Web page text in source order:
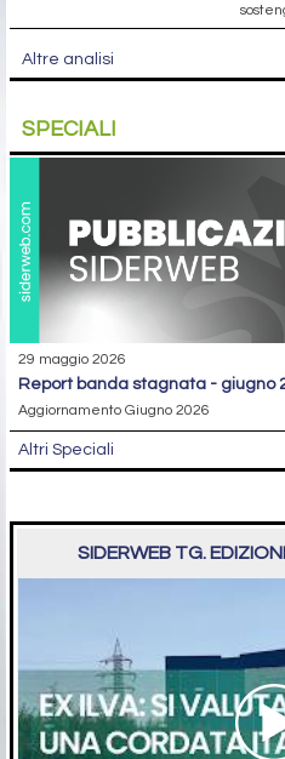
Altre analisi
SPECIALI
29 maggio 2026
report banda stagnata - giugno
Aggiornamento Giugno 2026
Altri Speciali
SIDERWEB TG.